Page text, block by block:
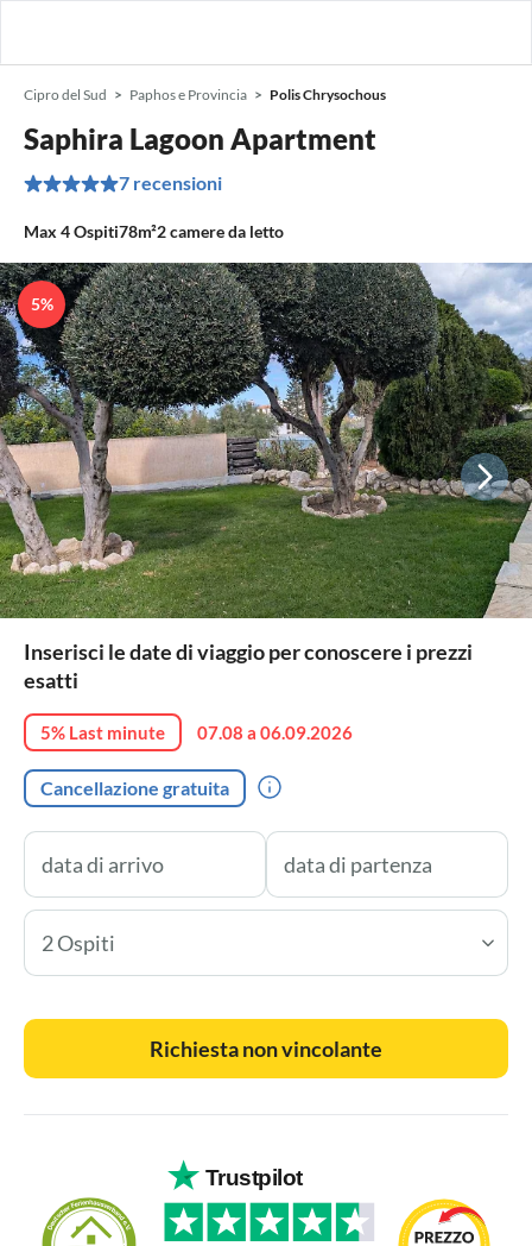
Cipro del Sud Paphos e Provincia Polis Chrysochous
Saphira Lagoon Apartment
7 recensioni
Max 4Ospiti78m²2camere da letto
5%
Inserisci le date di viaggio per conoscere i prezzi
esatti
5% Last minute 07.08 a 06.09.2026
Cancellazione gratuita
2 Ospiti
Richiesta non vincolante